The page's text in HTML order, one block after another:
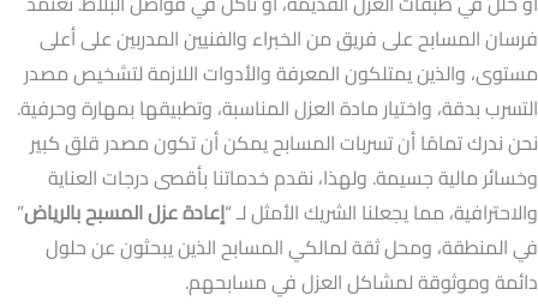
فرسان المسابح على فريق من الخبراء والفنيين المدربين على أعلى
مستوى، والذين يمتلكون المعرفة والأدوات اللازمة لتشخيص مصدر
التسرب بدقة، واختيار مادة العزل المناسبة، وتطبيقها بمهارة وحرفية.
نحن ندرك تمامًا أن تسربات المسابح يمكن أن تكون مصدر قلق كبير
وخسائر مالية جسيمة. ولهذا، نقدم خدماتنا بأقصى درجات العناية
والاحترافية، مما يجعلنا الشريك الأمثل لـ “إعادة عزل المسبح بالرياض”
في المنطقة، ومحل ثقة لمالكي المسابح الذين يبحثون عن حلول
دائمة وموثوقة لمشاكل العزل في مسابحهم.